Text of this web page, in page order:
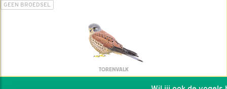
GEEN BROEDSEL
TORENVALK